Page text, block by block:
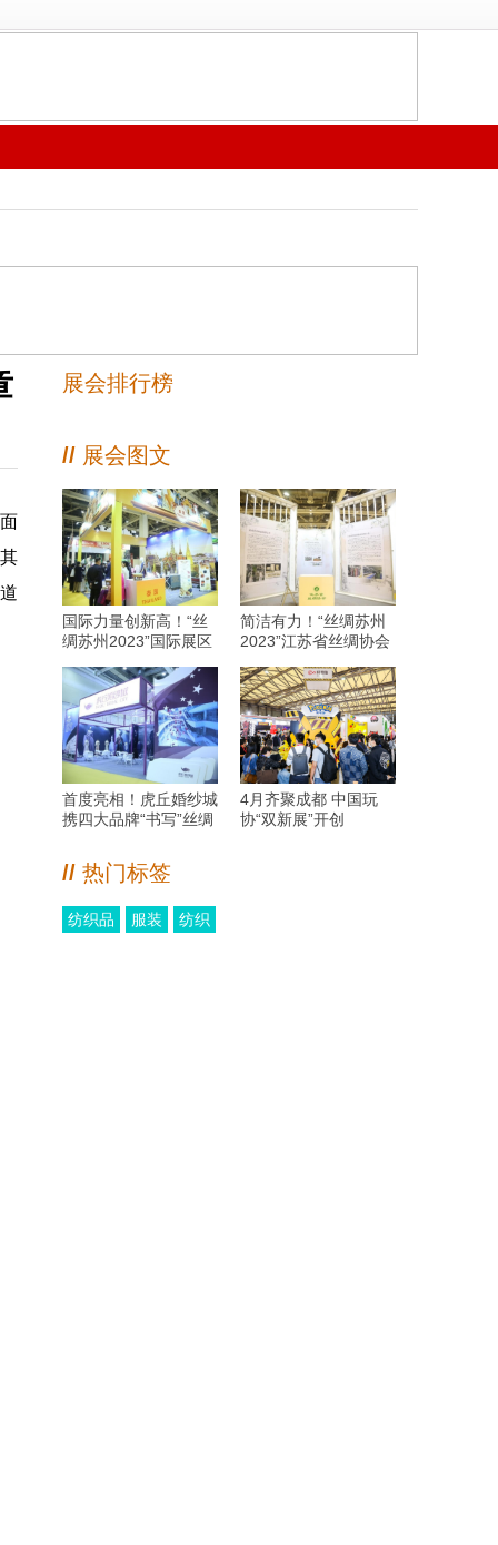
展会排行榜
// 展会图文
国际力量创新高！“丝
绸苏州2023”国际展区
简洁有力！“丝绸苏州
2023”江苏省丝绸协会
现！
首度亮相！虎丘婚纱城
携四大品牌“书写”丝绸
4月齐聚成都 中国玩
协“双新展”开创
// 热门标签
纺织品 服装 纺织